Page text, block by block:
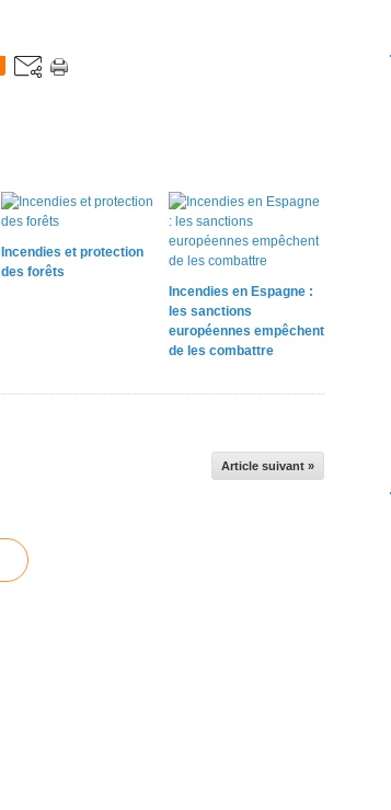
Incendies et protection
des forêts
Incendies en Espagne :
les sanctions
européennes empêchent
de les combattre
Article suivant »